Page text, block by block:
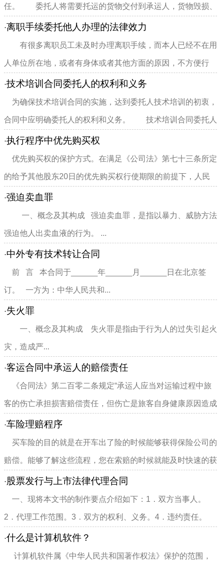
任。 委托人将需要托运的货物交付到承运人，货物毁损、
灭失的风险转嫁到承运人...
·离职手续委托他人办理的法律效力
有很多离职员工未及时办理离职手续，而本人已经不在用
人单位所在地，或者有身体或者其他方面的原因，不方便行
动...
·技术培训合同委托人的权利和义务
为确保技术培训合同的实施，达到委托人技术培训的初衷，
合同中应明确委托人的权利和义务。 技术培训合同委托人
的权利： 1、对受托...
·执行程序中优先购买权
优先购买权的保护方式。在满足《公司法》第七十三条所定
的给予其他股东20日的优先购买权行使期限的前提下，人民
法院仍可适用《拍卖规定》...
·强迫卖血罪
一、概念及其构成 强迫卖血罪，是指以暴力、威胁方法
强迫他人出卖血液的行为。 ...
·中外专有技术转让合同
前 言 本合同于______年______月______日在北京签
订。 一方为：中华人民共和...
·失火罪
一、概念及其构成 失火罪是指由于行为人的过失引起火
灾，造成严...
·客运合同中承运人的赔偿责任
《合同法》第二百零二条规定“承运人应当对运输过程中旅
客的伤亡承担损害赔偿责任，但伤亡是旅客自身健康原因造成
的或者承运人证明伤亡是...
·车险理赔程序
买车险的目的就是在开车出了险的时候能够获得保险公司的
赔偿。能够了解这些流程，您在索赔的时候就能及时快速的获
得保险赔偿。千万别等开...
·股票发行与上市法律代理合同
一、现将本文书的制作要点介绍如下：1．双方当事人。
2．代理工作范围。3．双方的权利、义务。4．违约责任。
5．合同的修改和终...
·什么是计算机软件？
计算机软件属《中华人民共和国著作权法》保护的范围，